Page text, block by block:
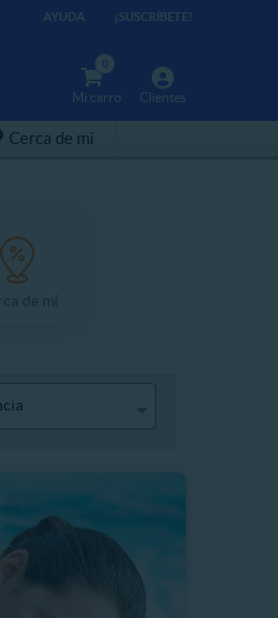
AYUDA ¡SUSCRÍBETE!
Clientes
0
Mi carro
Cerca de mí